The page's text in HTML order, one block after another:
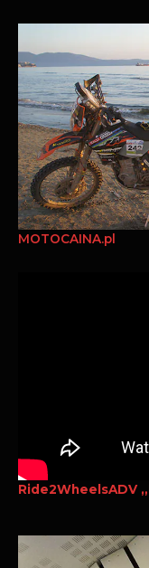
MOTOCAINA.pl
Ride2WheelsADV